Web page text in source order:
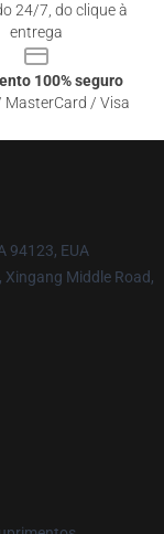
24/7, do clique à
entrega
100% seguro
MasterCard / Visa
94123, EUA
Middle Road,